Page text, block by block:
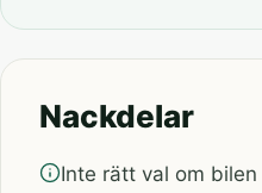
Nackdelar
Inte rätt val om